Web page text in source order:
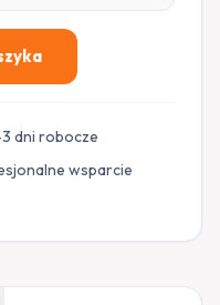
dni robocze
wsparcie